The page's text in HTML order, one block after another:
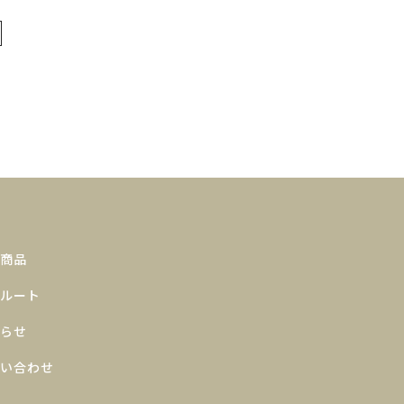
品
ート
せ
合わせ